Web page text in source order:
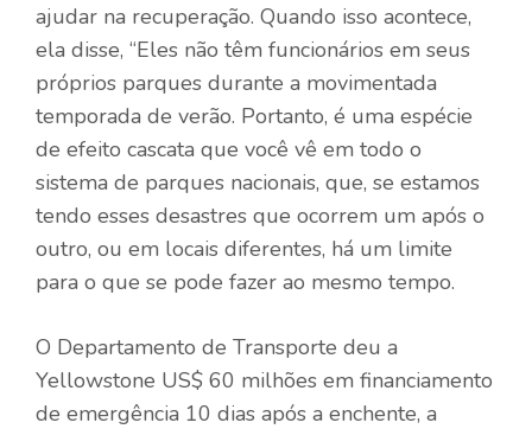
ajudar na recuperação. Quando isso acontece,
ela disse, “Eles não têm funcionários em seus
próprios parques durante a movimentada
temporada de verão. Portanto, é uma espécie
de efeito cascata que você vê em todo o
sistema de parques nacionais, que, se estamos
tendo esses desastres que ocorrem um após o
outro, ou em locais diferentes, há um limite
para o que se pode fazer ao mesmo tempo.
O Departamento de Transporte deu a
Yellowstone US$ 60 milhões em financiamento
de emergência 10 dias após a enchente, a